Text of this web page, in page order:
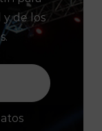
y de los